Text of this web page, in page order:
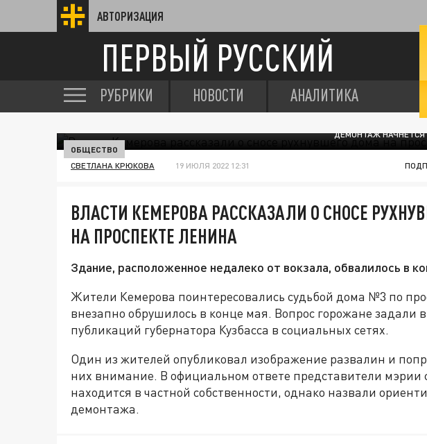
АВТОРИЗАЦИЯ
ПЕРВЫЙ РУССКИЙ
РУБРИКИ НОВОСТИ АНАЛИТИКА
ДЕМОНТАЖ
ОБЩЕСТВО
СВЕТЛАНА КРЮКОВА 19 ИЮЛЯ 2022 12:31
ВЛАСТИ КЕМЕРОВА РАССКАЗАЛИ О СНОСЕ
НА ПРОСПЕКТЕ ЛЕНИНА
Здание, расположенное недалеко от вокзала, обвалилось в
Жители Кемерова поинтересовались судьбой дома №3 по
внезапно обрушилось в конце мая. Вопрос горожане задали
публикаций губернатора Кузбасса в социальных сетях.
Один из жителей опубликовал изображение развалин и
них внимание. В официальном ответе представители мэрии
находится в частной собственности, однако назвали
демонтажа.